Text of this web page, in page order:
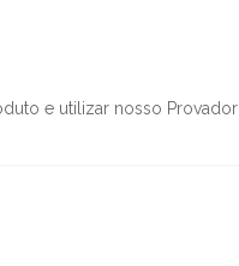
e utilizar nosso Provador